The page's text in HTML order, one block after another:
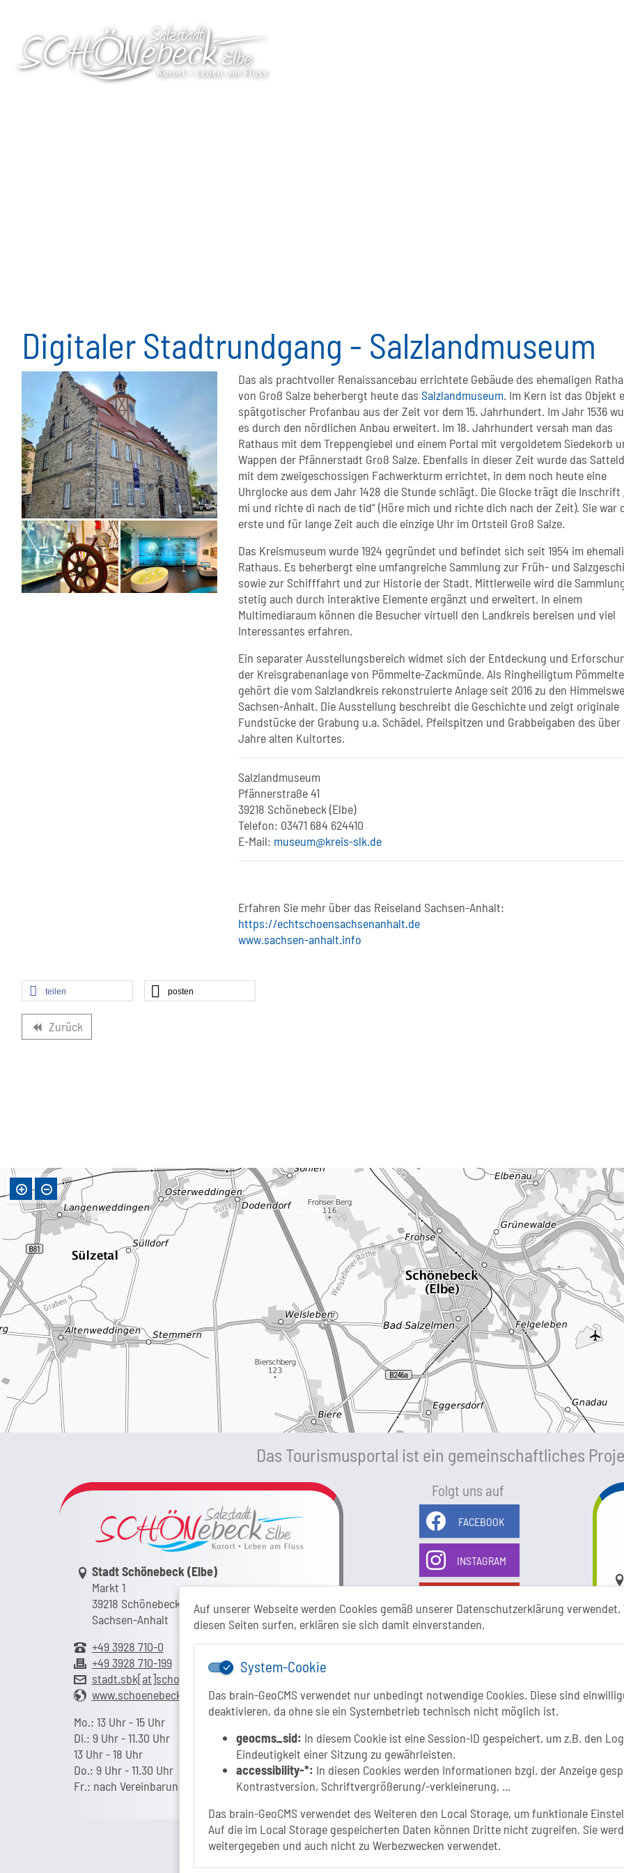
Auf unserer Webseite werden Cookies gemäß unserer Datenschutzerklärung verwendet.
diesen Seiten surfen, erklären sie sich damit einverstanden.
System-Cookie
Das brain-GeoCMS verwendet nur unbedingt notwendige Cookies. Diese sind
deaktivieren, da ohne sie ein Systembetrieb technisch nicht möglich ist.
geocms_sid: In diesem Cookie ist eine Session-ID gespeichert, um z.B. den
Eindeutigkeit einer Sitzung zu gewährleisten.
accessibility-*: In diesen Cookies werden Informationen bzgl. der Anzeige
Kontrastversion, Schriftvergrößerung/-verkleinerung, ...
Das brain-GeoCMS verwendet des Weiteren den Local Storage, um funktionale
Auf die im Local Storage gespeicherten Daten können Dritte nicht zugreifen. Sie
weitergegeben und auch nicht zu Werbezwecken verwendet.
Digitaler Stadtrundgang - Salzlandmuseum
Das als prachtvoller Renaissancebau errichtete Gebäude des ehemaligen
von Groß Salze beherbergt heute das Salzlandmuseum. Im Kern ist das Objekt
spätgotischer Profanbau aus der Zeit vor dem 15. Jahrhundert. Im Jahr 1536
es durch den nördlichen Anbau erweitert. Im 18. Jahrhundert versah man das
Rathaus mit dem Treppengiebel und einem Portal mit vergoldetem Siedekorb
Wappen der Pfännerstadt Groß Salze. Ebenfalls in dieser Zeit wurde das
mit dem zweigeschossigen Fachwerkturm errichtet, in dem noch heute eine
Uhrglocke aus dem Jahr 1428 die Stunde schlägt. Die Glocke trägt die Inschrift
mi und richte di nach de tid“ (Höre mich und richte dich nach der Zeit). Sie war
erste und für lange Zeit auch die einzige Uhr im Ortsteil Groß Salze.
Das Kreismuseum wurde 1924 gegründet und befindet sich seit 1954 im
Rathaus. Es beherbergt eine umfangreiche Sammlung zur Früh- und
sowie zur Schifffahrt und zur Historie der Stadt. Mittlerweile wird die
stetig auch durch interaktive Elemente ergänzt und erweitert. In einem
Multimediaraum können die Besucher virtuell den Landkreis bereisen und viel
Interessantes erfahren.
Ein separater Ausstellungsbereich widmet sich der Entdeckung und
der Kreisgrabenanlage von Pömmelte-Zackmünde. Als Ringheiligtum Pömmelte
gehört die vom Salzlandkreis rekonstruierte Anlage seit 2016 zu den
Sachsen-Anhalt. Die Ausstellung beschreibt die Geschichte und zeigt originale
Fundstücke der Grabung u.a. Schädel, Pfeilspitzen und Grabbeigaben des über
Jahre alten Kultortes.
Salzlandmuseum
Pfännerstraße 41
39218 Schönebeck (Elbe)
Telefon: 03471 684 624410
E-Mail: museum@kreis-slk.de
Erfahren Sie mehr über das Reiseland Sachsen-Anhalt:
https://echtschoensachsenanhalt.de
www.sachsen-anhalt.info
teilen posten
backward Zurück
Das Tourismusportal ist ein gemeinschaftliches
Link zur Google-Maps Navigation
Stadt Schönebeck (Elbe)
Markt 1
39218 Schönebeck (Elbe)
Sachsen-Anhalt
+49 3928 710-0
+49 3928 710-199
stadt.sbk[at]schoenebeck-elbe.de
www.schoenebeck.de
Mo.: 13 Uhr - 15 Uhr
Di.: 9 Uhr - 11.30 Uhr
13 Uhr - 18 Uhr
Do.: 9 Uhr - 11.30 Uhr
Fr.: nach Vereinbarung
Folgt uns auf
FACEBOOK
INSTAGRAM